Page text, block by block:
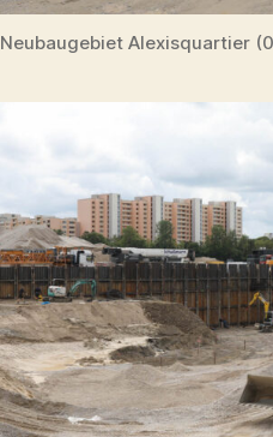
Neubaugebiet Alexisquartier